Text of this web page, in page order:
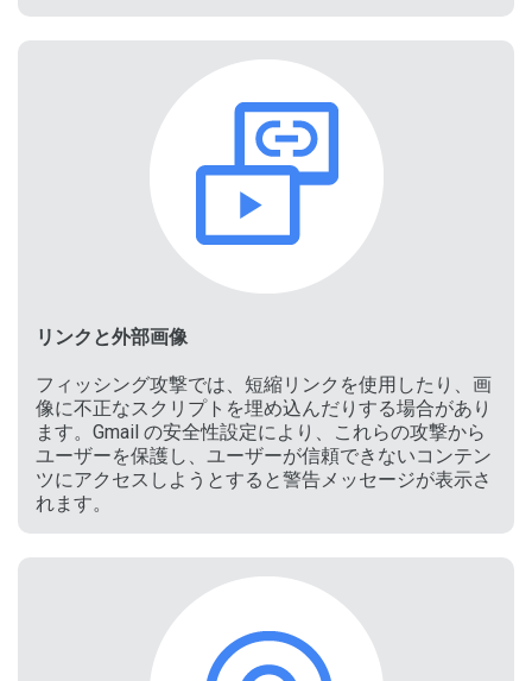
リンクと外部画像
フィッシング攻撃では、短縮リンクを使用したり、画
像に不正なスクリプトを埋め込んだりする場合があり
ます。Gmail の安全性設定により、これらの攻撃から
ユーザーを保護し、ユーザーが信頼できないコンテン
ツにアクセスしようとすると警告メッセージが表示さ
れます。